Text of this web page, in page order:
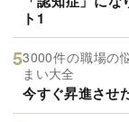
ト1
3000件の職場の
まい大全
今すぐ昇進させ